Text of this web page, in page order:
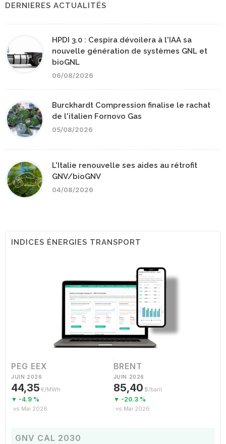
DERNIERES ACTUALITÉS
HPDI 3.0 : Cespira dévoilera à l'IAA sa
nouvelle génération de systèmes GNL et
bioGNL
06/08/2026
Burckhardt Compression finalise le rachat
de l'italien Fornovo Gas
05/08/2026
L'Italie renouvelle ses aides au rétrofit
GNV/bioGNV
04/08/2026
INDICES ÉNERGIES TRANSPORT
PEG EEX
JUIN 2026
44,35 €/MWh
▼ -4.9 %
vs Mai 2026
BRENT
JUIN 2026
85,40 $/baril
▼ -20.3 %
vs Mai 2026
GNV CAL 2030